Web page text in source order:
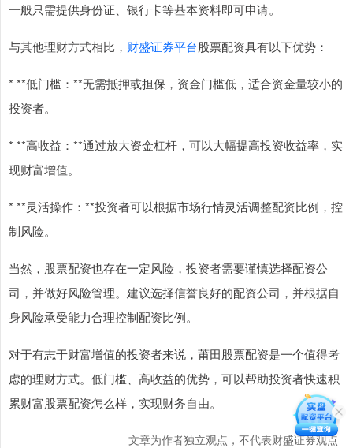
一般只需提供身份证、银行卡等基本资料即可申请。
与其他理财方式相比， 财盛证券平台股票配资具有以下优势：
* **低门槛：**无需抵押或担保，资金门槛低，适合资金量较小的
投资者。
* **高收益：**通过放大资金杠杆，可以大幅提高投资收益率，实
现财富增值。
* **灵活操作：**投资者可以根据市场行情灵活调整配资比例，控
制风险。
当然，股票配资也存在一定风险，投资者需要谨慎选择配资公
司，并做好风险管理。建议选择信誉良好的配资公司，并根据自
身风险承受能力合理控制配资比例。
对于有志于财富增值的投资者来说，莆田股票配资是一个值得考
虑的理财方式。低门槛、高收益的优势，可以帮助投资者快速积
累财富股票配资怎么样，实现财务自由。
文章为作者独立观点，不代表财盛证券观点